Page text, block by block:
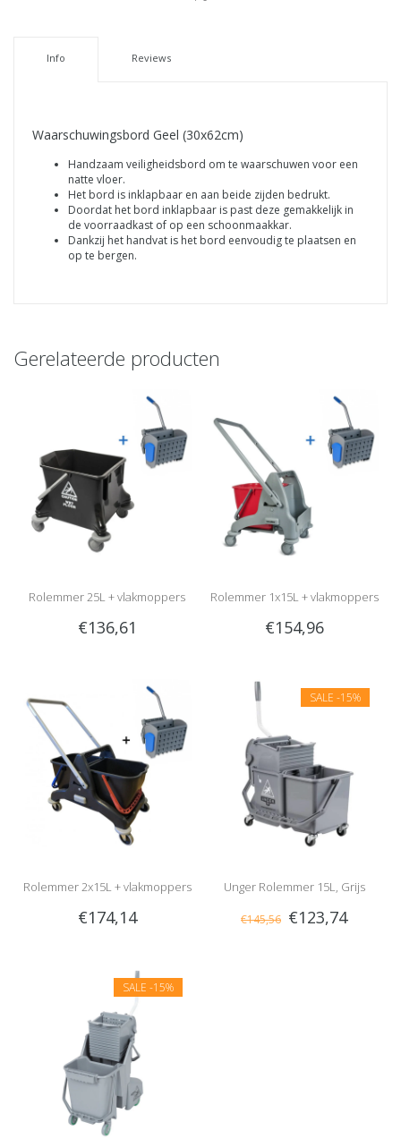
Info Reviews
Waarschuwingsbord Geel (30x62cm)
Handzaam veiligheidsbord om te waarschuwen voor een
natte vloer.
Het bord is inklapbaar en aan beide zijden bedrukt.
Doordat het bord inklapbaar is past deze gemakkelijk in
de voorraadkast of op een schoonmaakkar.
Dankzij het handvat is het bord eenvoudig te plaatsen en
op te bergen.
Gerelateerde producten
Rolemmer 25L + vlakmoppers
€136,61
Rolemmer 1x15L + vlakmoppers
€154,96
Rolemmer 2x15L + vlakmoppers
€174,14
SALE -15%
Unger Rolemmer 15L, Grijs
€145,56 €123,74
SALE -15%